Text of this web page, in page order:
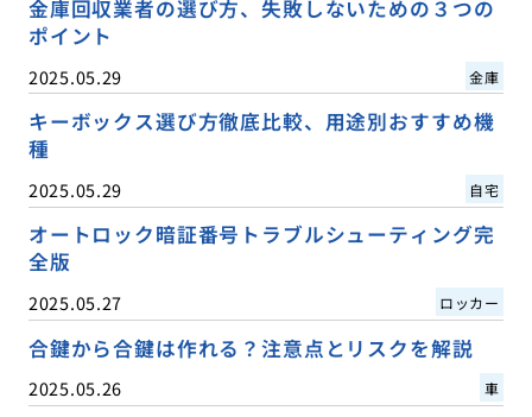
金庫回収業者の選び方、失敗しないための３つの
ポイント
2025.05.29 金庫
キーボックス選び方徹底比較、用途別おすすめ機
種
2025.05.29 自宅
オートロック暗証番号トラブルシューティング完
全版
2025.05.27 ロッカー
合鍵から合鍵は作れる？注意点とリスクを解説
2025.05.26 車